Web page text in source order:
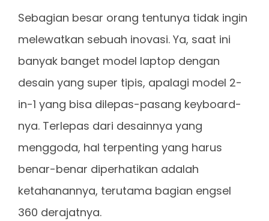
Sebagian besar orang tentunya tidak ingin
melewatkan sebuah inovasi. Ya, saat ini
banyak banget model laptop dengan
desain yang super tipis, apalagi model 2-
in-1 yang bisa dilepas-pasang keyboard-
nya. Terlepas dari desainnya yang
menggoda, hal terpenting yang harus
benar-benar diperhatikan adalah
ketahanannya, terutama bagian engsel
360 derajatnya.